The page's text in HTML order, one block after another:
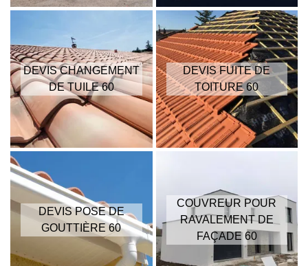
DEVIS CHANGEMENT
DE TUILE 60
DEVIS FUITE DE
TOITURE 60
DEVIS POSE DE
GOUTTIÈRE 60
COUVREUR POUR
RAVALEMENT DE
FAÇADE 60